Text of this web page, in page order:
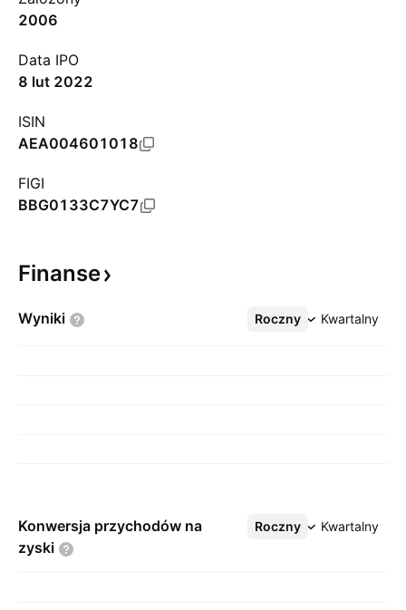
2006
Data IPO
8 lut 2022
ISIN
AEA004601018
FIGI
BBG0133C7YC7
Finanse
Wyniki Roczny Kwartalny
Więcej
Konwersja przychodów na
zyski
Roczny Kwartalny
Więcej